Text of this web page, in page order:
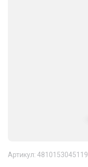
Артикул: 4810153045119